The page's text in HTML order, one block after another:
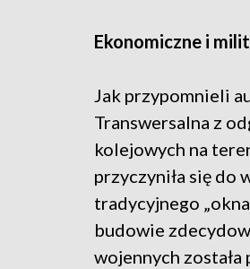
Ekonomiczne i
Jak przypomnieli
Transwersalna z
kolejowych na
przyczyniła się do
tradycyjnego
budowie
wojennych